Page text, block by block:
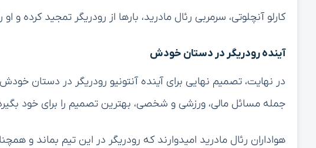
کارلو آنچلوتی، سرمربی رئال مادرید، بارها از رودریگر تمجید کرده
آینده رودریگر در دستان خودش
در نهایت، تصمیم نهایی برای آینده آنتونیو رودریگر در دستان
جمله مسائل مالی، ورزشی و شخصی، بهترین تصمیم را برای خود
هواداران رئال مادرید امیدوارند که رودریگر در این تیم بماند و